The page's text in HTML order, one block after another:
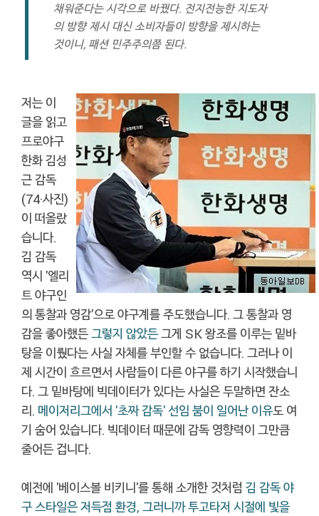
채워준다는 시각으로 바꿨다. 전지전능한 지도자
의 방향 제시 대신 소비자들이 방향을 제시하는
것이니, 패션 민주주의쯤 된다.
저는 이
글을 읽고
프로야구
한화 김성
근 감독
(74·사진)
이 떠올랐
습니다.
김 감독
역시 '엘리
트 야구인
의 통찰과 영감'으로 야구계를 주도했습니다. 그 통찰과 영
감을 좋아했든그렇지 않았든그게 SK 왕조를 이루는 밑바
탕을 이뤘다는 사실 자체를 부인할 수 없습니다. 그러나 이
제 시간이 흐르면서 사람들이 다른 야구를 하기 시작했습니
다. 그 밑바탕에 빅데이터가 있다는 사실은 두말하면 잔소
리. 메이저리그에서 '초짜 감독' 선임 붐이 일어난 이유도 여
기 숨어 있습니다. 빅데이터 때문에 감독 영향력이 그만큼
줄어든 겁니다.
예전에 '베이스볼 비키니'를 통해 소개한 것처럼 김 감독 야
구 스타일은 저득점 환경, 그러니까 투고타저 시절에 빛을